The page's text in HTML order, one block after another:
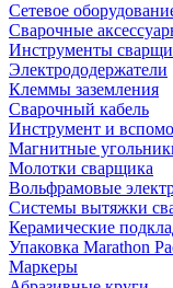
Сетевое
Сварочные
Инструменты
Электрододержатели
Клеммы заземления
Сварочный кабель
Инструмент и
Магнитные
Молотки сварщика
Вольфрамовые
Системы вытяжки
Керамические
Упаковка Marathon
Маркеры